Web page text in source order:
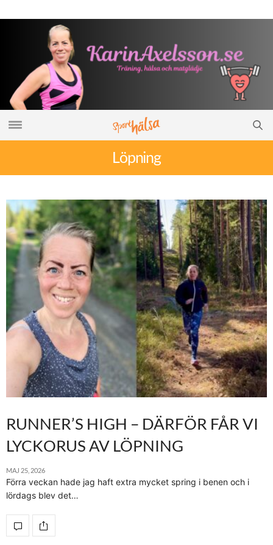
Löpning
RUNNER’S HIGH – DÄRFÖR FÅR VI
LYCKORUS AV LÖPNING
MAJ 25, 2026
Förra veckan hade jag haft extra mycket spring i benen och i
lördags blev det…